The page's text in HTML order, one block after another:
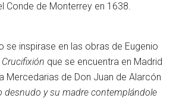
Conde de Monterrey en 1638.
se inspirase en las obras de Eugenio
que se encuentra en Madrid
Mercedarias de Don Juan de Alarcón
desnudo y su madre contemplándole